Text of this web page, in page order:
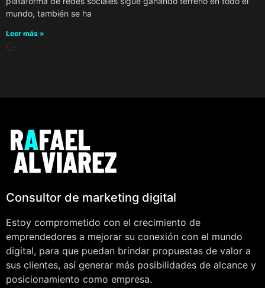
mundo, también se ha
Leer más »
Consultor de marketing digital
Estoy comprometido con el crecimiento de
emprendedores a mejorar su conexión con el mundo
digital, para que puedan brindar propuestas de valor a
sus clientes, así generar más posibilidades de alcance y
posicionamiento como empresa.